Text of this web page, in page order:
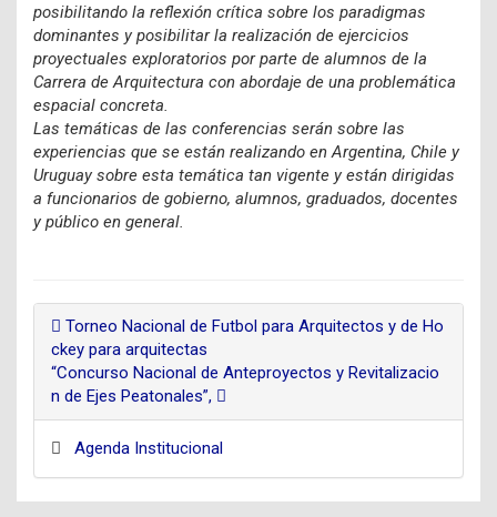
posibilitando la reflexión crítica sobre los paradigmas
dominantes y posibilitar la realización de ejercicios
proyectuales exploratorios por parte de alumnos de la
Carrera de Arquitectura con abordaje de una problemática
espacial concreta.
Las temáticas de las conferencias serán sobre las
experiencias que se están realizando en Argentina, Chile y
Uruguay sobre esta temática tan vigente y están dirigidas
a funcionarios de gobierno, alumnos, graduados, docentes
y público en general.
Torneo Nacional de Futbol para Arquitectos y de Ho
ckey para arquitectas
“Concurso Nacional de Anteproyectos y Revitalizacio
n de Ejes Peatonales”,
Agenda Institucional